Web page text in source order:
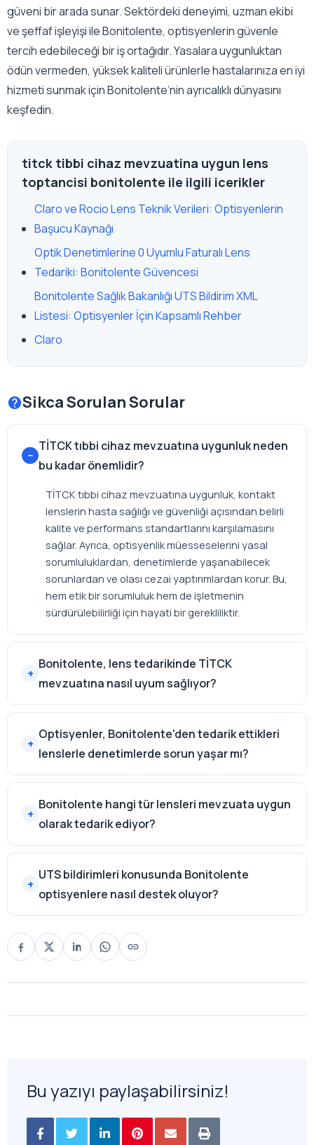
güveni bir arada sunar. Sektördeki deneyimi, uzman ekibi
ve şeffaf işleyişi ile Bonitolente, optisyenlerin güvenle
tercih edebileceği bir iş ortağıdır. Yasalara uygunluktan
ödün vermeden, yüksek kaliteli ürünlerle hastalarınıza en iyi
hizmeti sunmak için Bonitolente’nin ayrıcalıklı dünyasını
keşfedin.
titck tibbi cihaz mevzuatina uygun lens
toptancisi bonitolente ile ilgili icerikler
Claro ve Rocio Lens Teknik Verileri: Optisyenlerin
Başucu Kaynağı
Optik Denetimlerine 0 Uyumlu Faturalı Lens
Tedariki: Bonitolente Güvencesi
Bonitolente Sağlık Bakanlığı UTS Bildirim XML
Listesi: Optisyenler İçin Kapsamlı Rehber
Claro
Sikca Sorulan Sorular
TİTCK tıbbi cihaz mevzuatına uygunluk neden
bu kadar önemlidir?
TİTCK tıbbi cihaz mevzuatına uygunluk, kontakt
lenslerin hasta sağlığı ve güvenliği açısından belirli
kalite ve performans standartlarını karşılamasını
sağlar. Ayrıca, optisyenlik müesseselerini yasal
sorumluluklardan, denetimlerde yaşanabilecek
sorunlardan ve olası cezai yaptırımlardan korur. Bu,
hem etik bir sorumluluk hem de işletmenin
sürdürülebilirliği için hayati bir gerekliliktir.
Bonitolente, lens tedarikinde TİTCK
mevzuatına nasıl uyum sağlıyor?
Optisyenler, Bonitolente'den tedarik ettikleri
lenslerle denetimlerde sorun yaşar mı?
Bonitolente hangi tür lensleri mevzuata uygun
olarak tedarik ediyor?
UTS bildirimleri konusunda Bonitolente
optisyenlere nasıl destek oluyor?
Bu yazıyı paylaşabilirsiniz!